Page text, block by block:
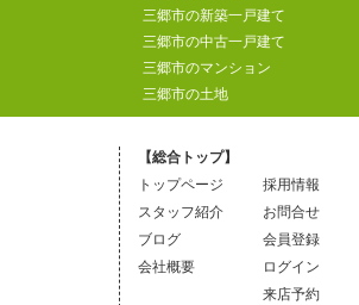
三郷市の新築一戸建て
三郷市の中古一戸建て
三郷市のマンション
三郷市の土地
【総合トップ】
トップページ
スタッフ紹介
ブログ
会社概要
採用情報
お問合せ
会員登録
ログイン
来店予約